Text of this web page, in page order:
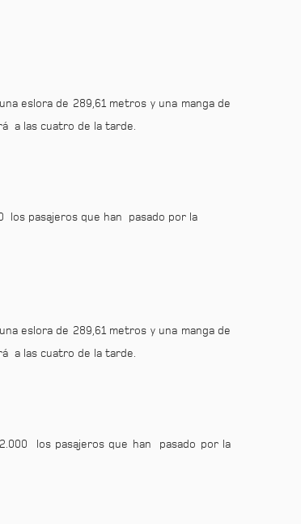
eslora de 289,61 metros y una manga de
a las cuatro de la tarde.
los pasajeros que han pasado por la
eslora de 289,61 metros y una manga de
a las cuatro de la tarde.
los pasajeros que han pasado por la